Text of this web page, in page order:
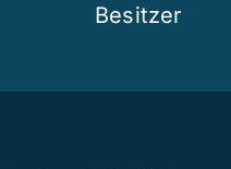
Besitzer